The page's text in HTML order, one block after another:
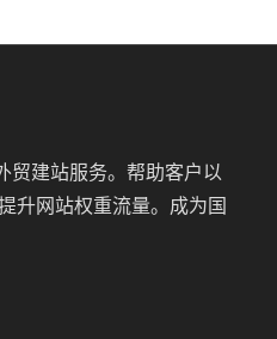
贸建站服务。帮助客户以
升网站权重流量。成为国